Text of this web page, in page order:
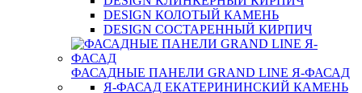
DESIGN КОЛОТЫЙ КАМЕНЬ
DESIGN СОСТАРЕННЫЙ КИРПИЧ
ФАСАДНЫЕ ПАНЕЛИ GRAND LINE Я-ФАСАД
Я-ФАСАД ЕКАТЕРИНИНСКИЙ КАМЕНЬ